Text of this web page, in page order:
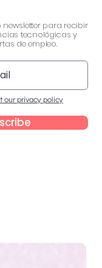
para recibir
tecnológicas y
de empleo.
our privacy policy